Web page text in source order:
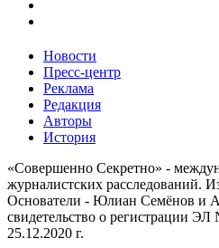
Новости
Пресс-центр
Реклама
Редакция
Авторы
История
«Совершенно Секретно» -
журналистских расследований.
Основатели - Юлиан Семёнов и
свидетельство о регистрации
25.12.2020 г.